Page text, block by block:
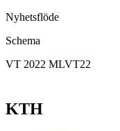
Nyhetsflöde
Schema
VT 2022 MLVT22
KTH